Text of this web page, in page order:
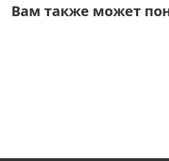
Вам также может